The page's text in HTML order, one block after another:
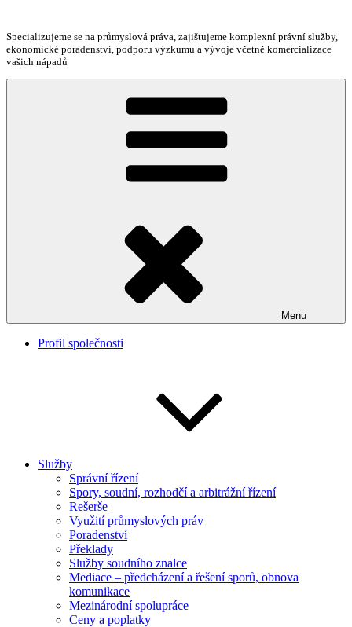
obsahu
webu
Specializujeme se na průmyslová práva, zajištujeme komplexní právní služby,
ekonomické poradenství, podporu výzkumu a vývoje včetně komercializace
vašich nápadů
Menu
Profil společnosti
Služby
Správní řízení
Spory, soudní, rozhodčí a arbitrážní řízení
Rešerše
Využití průmyslových práv
Poradenství
Překlady
Služby soudního znalce
Mediace – předcházení a řešení sporů, obnova
komunikace
Mezinárodní spolupráce
Ceny a poplatky